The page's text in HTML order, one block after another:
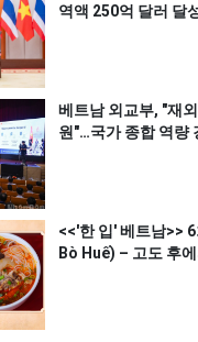
역액 250억 달러 달
베트남 외교부, "재
원"…국가 종합 역량
<<'한 입' 베트남>>
Bò Huế) – 고도 후